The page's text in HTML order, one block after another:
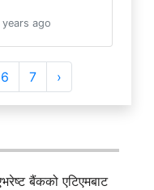
ago
6 7 ›
बैंकको एटिएमबाट